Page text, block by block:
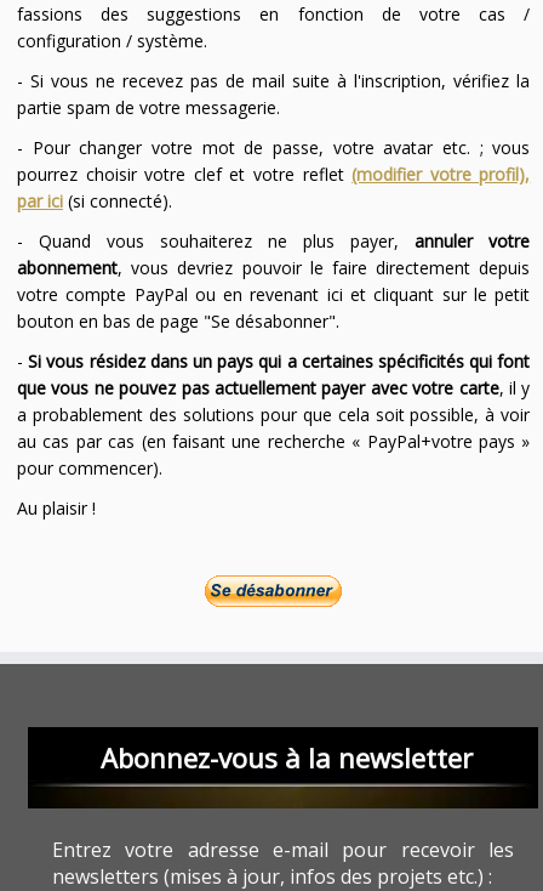
fassions des suggestions en fonction de votre cas /
configuration / système.
- Si vous ne recevez pas de mail suite à l'inscription, vérifiez la
partie spam de votre messagerie.
- Pour changer votre mot de passe, votre avatar etc. ; vous
pourrez choisir votre clef et votre reflet(modifier votre profil),
par ici(si connecté).
- Quand vous souhaiterez ne plus payer,annuler votre
abonnement, vous devriez pouvoir le faire directement depuis
votre compte PayPal ou en revenant ici et cliquant sur le petit
bouton en bas de page "Se désabonner".
-Si vous résidez dans un pays qui a certaines spécificités qui font
que vous ne pouvez pas actuellement payer avec votre carte, il y
a probablement des solutions pour que cela soit possible, à voir
au cas par cas (en faisant une recherche « PayPal+votre pays »
pour commencer).
Au plaisir !
Abonnez-vous à la newsletter
Entrez votre adresse e-mail pour recevoir les
newsletters (mises à jour, infos des projets etc.) :